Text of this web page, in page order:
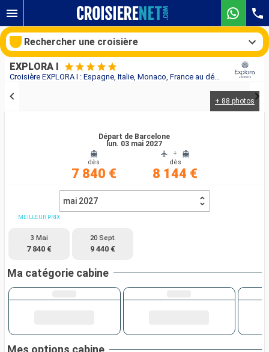
Croisière EXPLORA I : Espagne, Italie, Monaco, France au départ de Barcelone
EXPLORA I
+ 88 photos
Départ de Barcelone
lun. 03 mai 2027
dès
7 840 €
+
dès
8 144 €
mai 2027
MEILLEUR PRIX
3 Mai
7 840 €
20 Sept.
9 440 €
Ma catégorie cabine
Rechercher une croisière
Compagnies
Rechercher